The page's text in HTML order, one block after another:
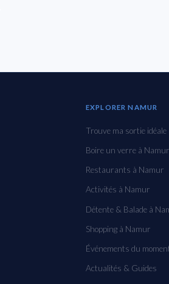
EXPLORER NAMUR
Trouve ma sortie idéale
Boire un verre à Namur
Restaurants à Namur
Activités à Namur
Détente & Balade à
Shopping à Namur
Événements du
Actualités & Guides